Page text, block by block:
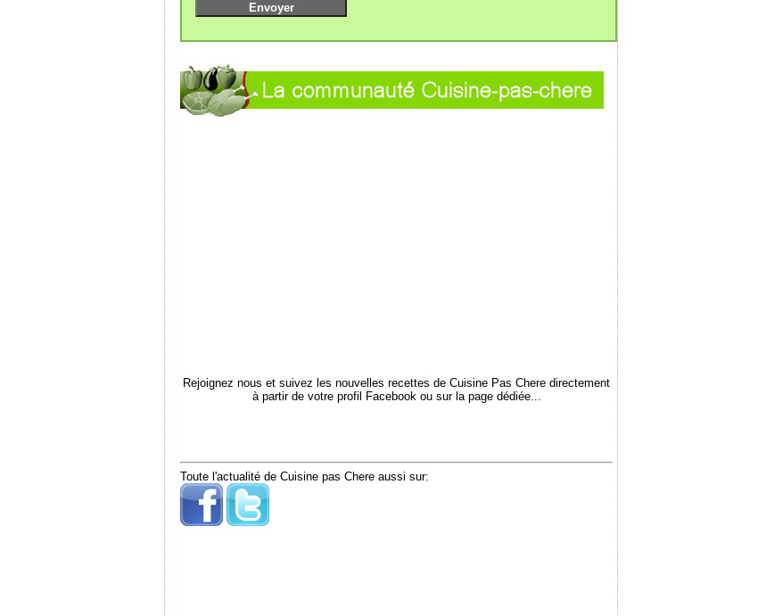
Rejoignez nous et suivez les nouvelles recettes de Cuisine Pas Chere directement
à partir de votre profil Facebook ou sur la page dédiée...
Toute l'actualité de Cuisine pas Chere aussi sur: